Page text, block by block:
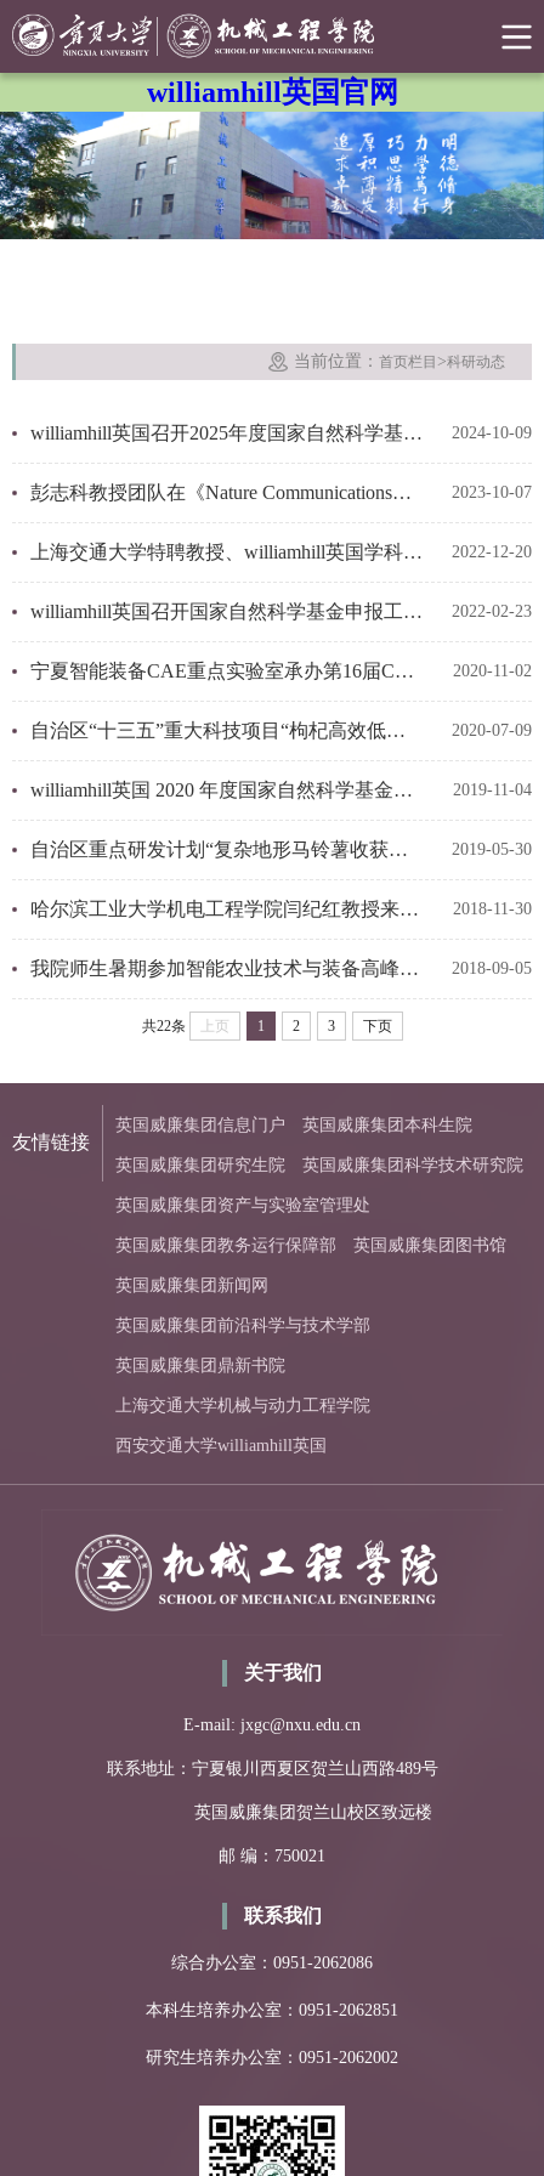
williamhill英国官网
当前位置： 首页栏目 >科研动态
2024-10-09
williamhill英国召开2025年度国家自然科学基金申报启动会
2023-10-07
彭志科教授团队在《Nature Communications》期刊上合作发表最新研究成果
2022-12-20
上海交通大学特聘教授、williamhill英国学科带头人彭志科教授研究...
2022-02-23
williamhill英国召开国家自然科学基金申报工作汇报会
2020-11-02
宁夏智能装备CAE重点实验室承办第16届CAE工程技术年会“新材料、新工艺...
2020-07-09
自治区“十三五”重大科技项目“枸杞高效低损智能化采收关键技术与装备...
2019-11-04
williamhill英国 2020 年度国家自然科学基金项目申报工作计划
2019-05-30
自治区重点研发计划“复杂地形马铃薯收获装备研制与示范”项目启动会顺...
2018-11-30
哈尔滨工业大学机电工程学院闫纪红教授来我校进行学术交流
2018-09-05
我院师生暑期参加智能农业技术与装备高峰论坛暨2018年农业电气化与信息...
共22条 上页 1 2 3 下页
友情链接
英国威廉集团信息门户 英国威廉集团本科生院
英国威廉集团研究生院 英国威廉集团科学技术研究院
英国威廉集团资产与实验室管理处
英国威廉集团教务运行保障部 英国威廉集团图书馆
英国威廉集团新闻网
英国威廉集团前沿科学与技术学部
英国威廉集团鼎新书院
上海交通大学机械与动力工程学院
西安交通大学williamhill英国
关于我们
E-mail: jxgc@nxu.edu.cn
联系地址：宁夏银川西夏区贺兰山西路489号
英国威廉集团贺兰山校区致远楼
邮 编：750021
联系我们
综合办公室：0951-2062086
本科生培养办公室：0951-2062851
研究生培养办公室：0951-2062002